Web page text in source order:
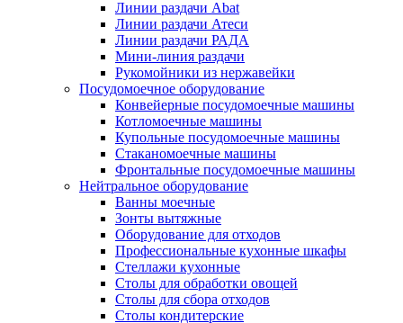
Линии раздачи Abat
Линии раздачи Атеси
Линии раздачи РАДА
Мини-линия раздачи
Рукомойники из нержавейки
Посудомоечное оборудование
Конвейерные посудомоечные машины
Котломоечные машины
Купольные посудомоечные машины
Стаканомоечные машины
Фронтальные посудомоечные машины
Нейтральное оборудование
Ванны моечные
Зонты вытяжные
Оборудование для отходов
Профессиональные кухонные шкафы
Стеллажи кухонные
Столы для обработки овощей
Столы для сбора отходов
Столы кондитерские